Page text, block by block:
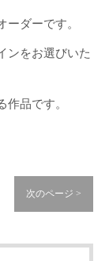
ダーです。
ンをお選びいた
品です。
次のページ >